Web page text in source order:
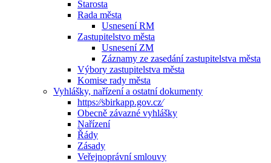
Starosta
Rada města
Usnesení RM
Zastupitelstvo města
Usnesení ZM
Záznamy ze zasedání zastupitelstva města
Výbory zastupitelstva města
Komise rady města
Vyhlášky, nařízení a ostatní dokumenty
https:⁄⁄sbirkapp.gov.cz⁄
Obecně závazné vyhlášky
Nařízení
Řády
Zásady
Veřejnoprávní smlouvy